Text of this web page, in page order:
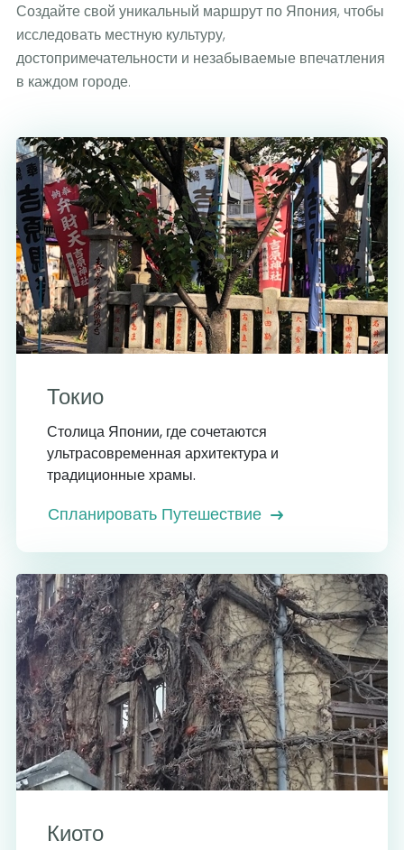
Создайте свой уникальный маршрут по Япония, чтобы
исследовать местную культуру,
достопримечательности и незабываемые впечатления
в каждом городе.
Токио
Столица Японии, где сочетаются
ультрасовременная архитектура и
традиционные храмы.
Спланировать Путешествие
Киото